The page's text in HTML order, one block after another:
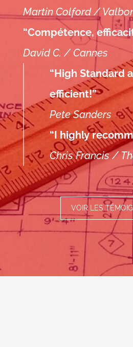
Martin Colford /
“Compétence,
David C. / Cannes
“High Standard
efficient!”
Pete Sanders
“I highly
Chris Francis /
VOIR LES